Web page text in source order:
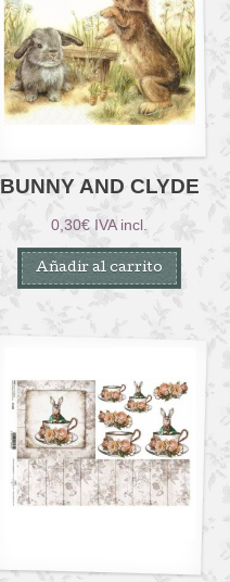
BUNNY AND CLYDE
0,30€ IVA incl.
Añadir al carrito